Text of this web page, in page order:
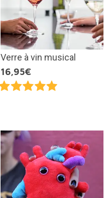
Verre à vin musical
16,95€